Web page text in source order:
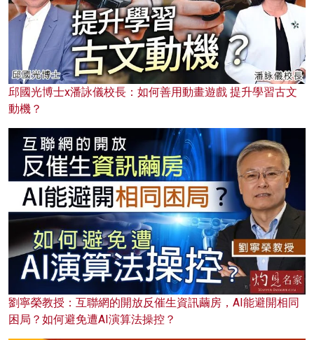
邱國光博士x潘詠儀校長：如何善用動畫遊戲 提升學習古文
動機？
劉寧榮教授：互聯網的開放反催生資訊繭房，AI能避開相同
困局？如何避免遭AI演算法操控？